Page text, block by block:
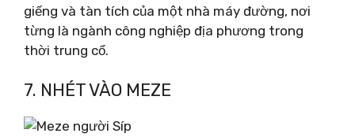
giếng và tàn tích của một nhà máy đường, nơi
từng là ngành công nghiệp địa phương trong
thời trung cổ.
7. NHÉT VÀO MEZE